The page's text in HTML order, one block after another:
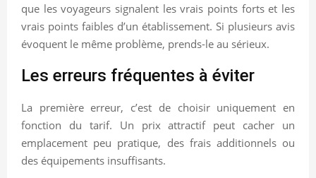
que les voyageurs signalent les vrais points forts et les
vrais points faibles d’un établissement. Si plusieurs avis
évoquent le même problème, prends-le au sérieux.
Les erreurs fréquentes à éviter
La première erreur, c’est de choisir uniquement en
fonction du tarif. Un prix attractif peut cacher un
emplacement peu pratique, des frais additionnels ou
des équipements insuffisants.